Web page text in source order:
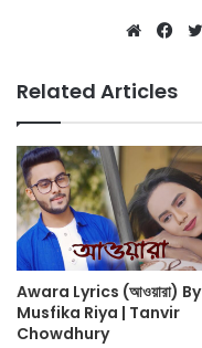
Related Articles
Awara Lyrics (আওয়ারা) By
Musfika Riya | Tanvir
Chowdhury